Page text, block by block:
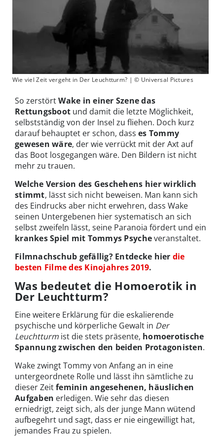
Wie viel Zeit vergeht in Der Leuchtturm? | © Universal Pictures
So zerstörtWake in einer Szene das
Rettungsboot und damit die letzte Möglichkeit,
selbstständig von der Insel zu fliehen. Doch kurz
darauf behauptet er schon, dass es Tommy
gewesen wäre, der wie verrückt mit der Axt auf
das Boot losgegangen wäre. Den Bildern ist nicht
mehr zu trauen.
Welche Version des Geschehens hier wirklich
stimmt, lässt sich nicht beweisen. Man kann sich
des Eindrucks aber nicht erwehren, dass Wake
seinen Untergebenen hier systematisch an sich
selbst zweifeln lässt, seine Paranoia fördert und ein
krankes Spiel mit Tommys Psycheveranstaltet.
Filmnachschub gefällig? Entdecke hier die
besten Filme des Kinojahres 2019.
Was bedeutet die Homoerotik in
Der Leuchtturm?
Eine weitere Erklärung für die eskalierende
psychische und körperliche Gewalt in Der
Leuchtturm ist die stets präsente, homoerotische
Spannung zwischen den beiden Protagonisten.
Wake zwingt Tommy von Anfang an in eine
untergeordnete Rolle und lässt ihn sämtliche zu
dieser Zeitfeminin angesehenen, häuslichen
Aufgaben erledigen. Wie sehr das diesen
erniedrigt, zeigt sich, als der junge Mann wütend
aufbegehrt und sagt, dass er nie eingewilligt hat,
jemandes Frau zu spielen.